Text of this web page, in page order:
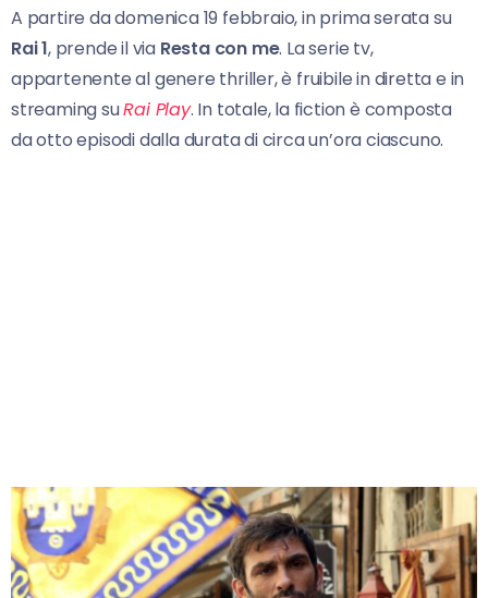
A partire da domenica 19 febbraio, in prima serata su
Rai 1, prende il via Resta con me. La serie tv,
appartenente al genere thriller, è fruibile in diretta e in
streaming suRai Play. In totale, la fiction è composta
da otto episodi dalla durata di circa un’ora ciascuno.